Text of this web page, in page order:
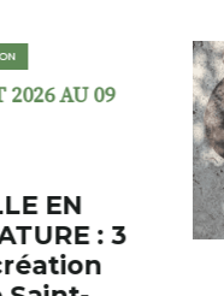
2026 AU 23
charbon au
une sorte de